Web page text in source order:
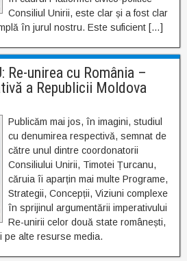
Consiliul Unirii, este clar și a fost clar
în jurul nostru. Este suficient […]
Re-unirea cu România –
a Republicii Moldova
Publicăm mai jos, în imagini, studiul
cu denumirea respectivă, semnat de
către unul dintre coordonatorii
Consiliului Unirii, Timotei Țurcanu,
căruia îi aparțin mai multe Programe,
Strategii, Concepții, Viziuni complexe
în sprijinul argumentării imperativului
Re-unirii celor două state românești,
pe alte resurse media.